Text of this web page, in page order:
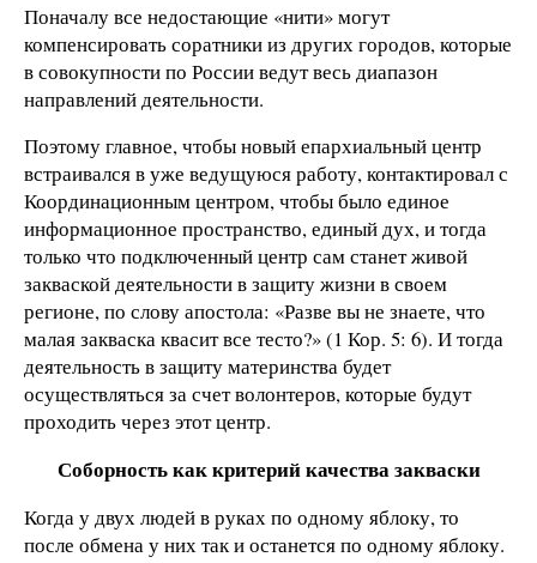
Поначалу все недостающие «нити» могут
компенсировать соратники из других городов, которые
в совокупности по России ведут весь диапазон
направлений деятельности.
Поэтому главное, чтобы новый епархиальный центр
встраивался в уже ведущуюся работу, контактировал с
Координационным центром, чтобы было единое
информационное пространство, единый дух, и тогда
только что подключенный центр сам станет живой
закваской деятельности в защиту жизни в своем
регионе, по слову апостола: «Разве вы не знаете, что
малая закваска квасит все тесто?» (1 Кор. 5: 6). И тогда
деятельность в защиту материнства будет
осуществляться за счет волонтеров, которые будут
проходить через этот центр.
Соборность как критерий качества закваски
Когда у двух людей в руках по одному яблоку, то
после обмена у них так и останется по одному яблоку.